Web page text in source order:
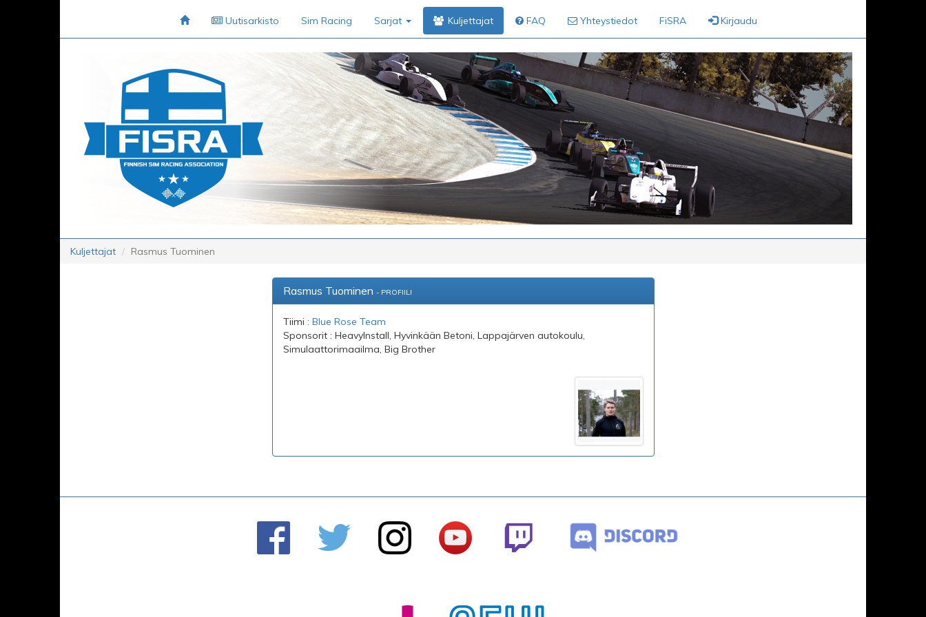
Uutisarkisto Sim Racing Sarjat Kuljettajat FAQ Yhteystiedot FiSRA Kirjaudu
Kuljettajat Rasmus Tuominen
Rasmus Tuominen - PROFIILI
Tiimi : Blue Rose Team
Sponsorit : HeavyInstall, Hyvinkään Betoni, Lappajärven autokoulu,
Simulaattorimaailma, Big Brother